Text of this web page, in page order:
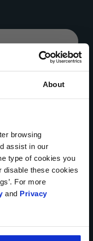
About
browsing
assist in our
type of cookies you
disable these cookies
For more
and Privacy